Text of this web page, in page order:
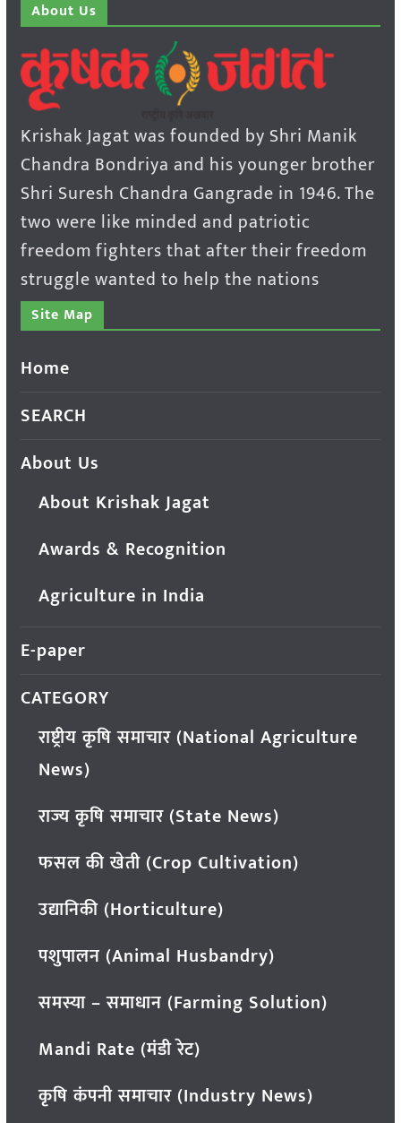
About Us
Krishak Jagat was founded by Shri Manik
Chandra Bondriya and his younger brother
Shri Suresh Chandra Gangrade in 1946. The
two were like minded and patriotic
freedom fighters that after their freedom
struggle wanted to help the nations
Site Map
Home
SEARCH
About Us
About Krishak Jagat
Awards & Recognition
Agriculture in India
E-paper
CATEGORY
राष्ट्रीय कृषि समाचार (National Agriculture
News)
राज्य कृषि समाचार (State News)
फसल की खेती (Crop Cultivation)
उद्यानिकी (Horticulture)
पशुपालन (Animal Husbandry)
समस्या – समाधान (Farming Solution)
Mandi Rate (मंडी रेट)
कृषि कंपनी समाचार (Industry News)